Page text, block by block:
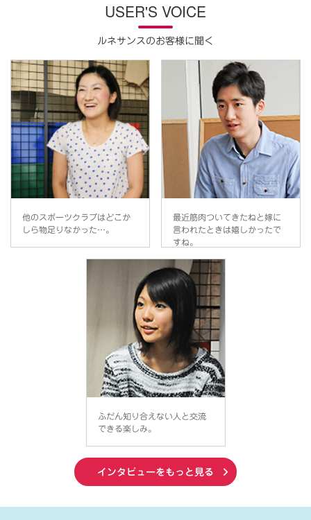
USER'S VOICE
ルネサンスのお客様に聞く
他のスポーツクラブはどこか
しら物足りなかった…。
最近筋肉ついてきたねと嫁に
言われたときは嬉しかったで
すね。
ふだん知り合えない人と交流
できる楽しみ。
インタビューをもっと見る